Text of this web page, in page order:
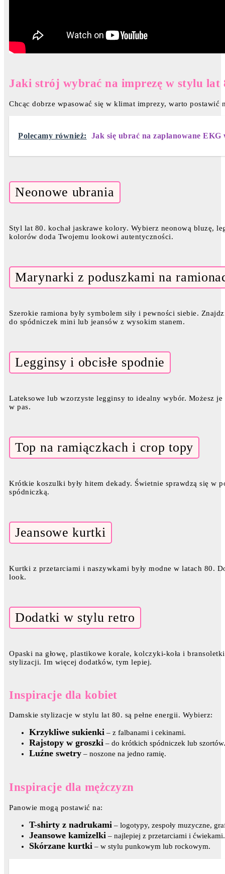
Jaki strój wybrać na imprezę w stylu lat
Chcąc dobrze wpasować się w klimat imprezy, warto
Polecamy również: Jak się ubrać na zaplanowane EKG
Neonowe ubrania
Styl lat 80. kochał jaskrawe kolory. Wybierz neonową bluzę,
kolorów doda Twojemu lookowi autentyczności.
Marynarki z poduszkami na
Szerokie ramiona były symbolem siły i pewności siebie.
do spódniczek mini lub jeansów z wysokim stanem.
Legginsy i obcisłe spodnie
Lateksowe lub wzorzyste legginsy to idealny wybór. Możesz
w pas.
Top na ramiączkach i crop topy
Krótkie koszulki były hitem dekady. Świetnie sprawdzą się w
spódniczką.
Jeansowe kurtki
Kurtki z przetarciami i naszywkami były modne w latach 80.
look.
Dodatki w stylu retro
Opaski na głowę, plastikowe korale, kolczyki-koła i
stylizacji. Im więcej dodatków, tym lepiej.
Inspiracje dla kobiet
Damskie stylizacje w stylu lat 80. są pełne energii. Wybierz:
Krzykliwe sukienki – z falbanami i cekinami.
Rajstopy w groszki – do krótkich spódniczek lub szortów.
Luźne swetry – noszone na jedno ramię.
Inspiracje dla mężczyzn
Panowie mogą postawić na:
T-shirty z nadrukami – logotypy, zespoły muzyczne,
Jeansowe kamizelki – najlepiej z przetarciami i ćwiekami.
Skórzane kurtki – w stylu punkowym lub rockowym.